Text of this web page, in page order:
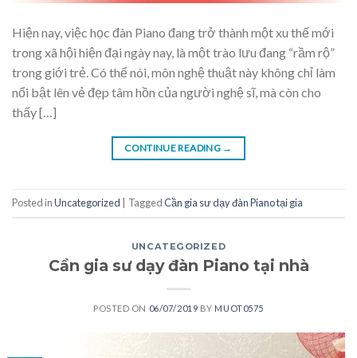
Hiện nay, việc học đàn Piano đang trở thành một xu thế mới
trong xã hội hiện đại ngày nay, là một trào lưu đang “rầm rộ”
trong giới trẻ. Có thể nói, môn nghệ thuật này không chỉ làm
nổi bật lên vẻ đẹp tâm hồn của người nghệ sĩ, mà còn cho
thấy […]
CONTINUE READING →
Posted inUncategorized TaggedCần gia sư dạy đàn Piano tại gia
UNCATEGORIZED
Cần gia sư dạy đàn Piano tại nhà
POSTED ON 06/07/2019 BY MUOT0575